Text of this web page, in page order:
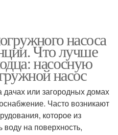
насоса
Что лучше
насосную
насос
или загородных домах
Часто возникают
которое из
на поверхность,